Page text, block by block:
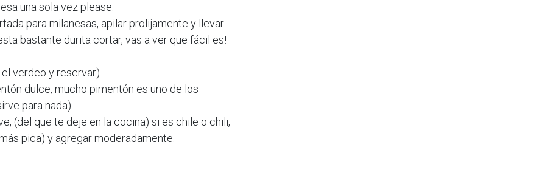
una sola vez please.
para milanesas, apilar prolijamente y llevar
bastante durita cortar, vas a ver que fácil es!
verdeo y reservar)
dulce, mucho pimentón es uno de los
para nada)
(del que te deje en la cocina) si es chile o chili,
pica) y agregar moderadamente.